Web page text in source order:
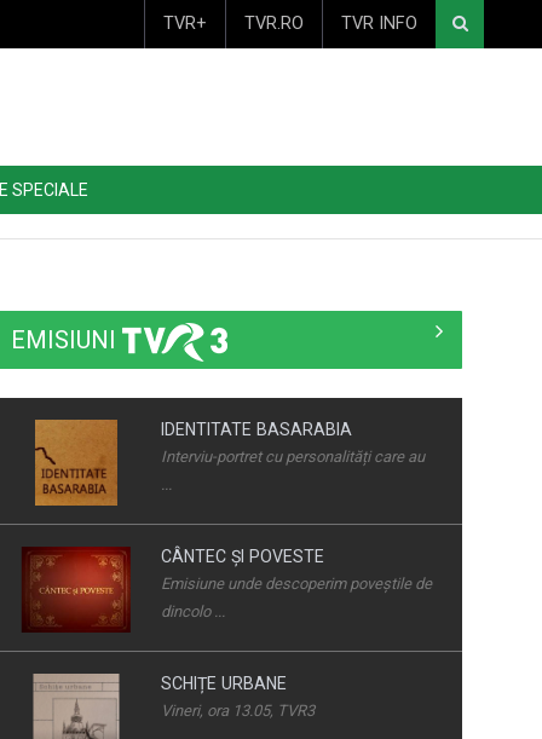
TVR+ TVR.RO TVR INFO
SPECIALE
EMISIUNI
IDENTITATE BASARABIA
Interviu-portret cu personalități care au
CÂNTEC ȘI POVESTE
Emisiune unde descoperim poveştile de
dincolo ...
SCHIȚE URBANE
Vineri, ora 13.05, TVR3